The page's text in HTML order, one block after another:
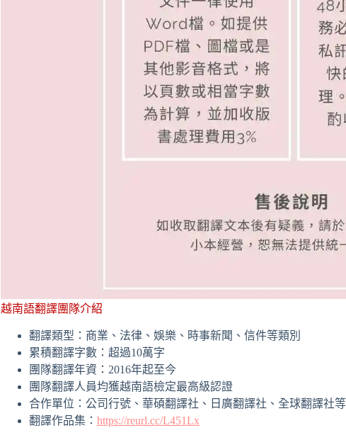
越南語翻譯團隊介紹
翻譯類型：商業、法律、娛樂、時事新聞、信件等類別
累積翻譯字數：超過10萬字
團隊翻譯年資：2016年起至今
團隊翻譯人員均獲越南語檢定最高級認證
合作單位：公司行號、華碩翻譯社、日廣翻譯社、全球翻譯社等
翻譯作品集： https://reurl.cc/L451Lx